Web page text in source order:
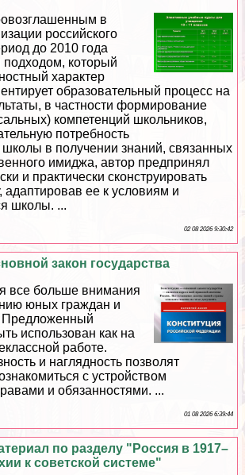
в
российского
до 2010 года
который
хаpaктер
образовательный процесс на
в частности формирование
компетенций школьников,
потребность
в получении знаний, связанных
имиджа, автор предпринял
и пpaктически сконструировать
ее к условиям и
школы. ...
02 08 2026 9:30:42
закон государства
все больше внимания
юных граждан и
Предложенный
использован как на
работе.
и наглядность позволят
с устройством
и обязанностями. ...
01 08 2026 6:39:44
по разделу "Россия в 1917–
к советской системе"